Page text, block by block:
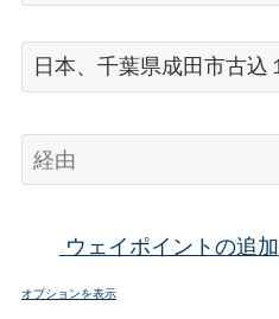
ウェイポイントの追加
オプションを表示